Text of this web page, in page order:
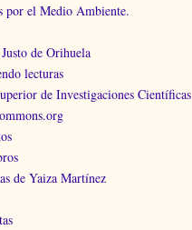
por el Medio Ambiente.
de Orihuela
lecturas
de Investigaciones Científicas
de Yaiza Martínez